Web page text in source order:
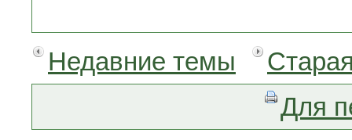
Недавние темы
Для